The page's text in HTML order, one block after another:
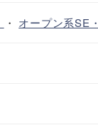
・ オープン系SE